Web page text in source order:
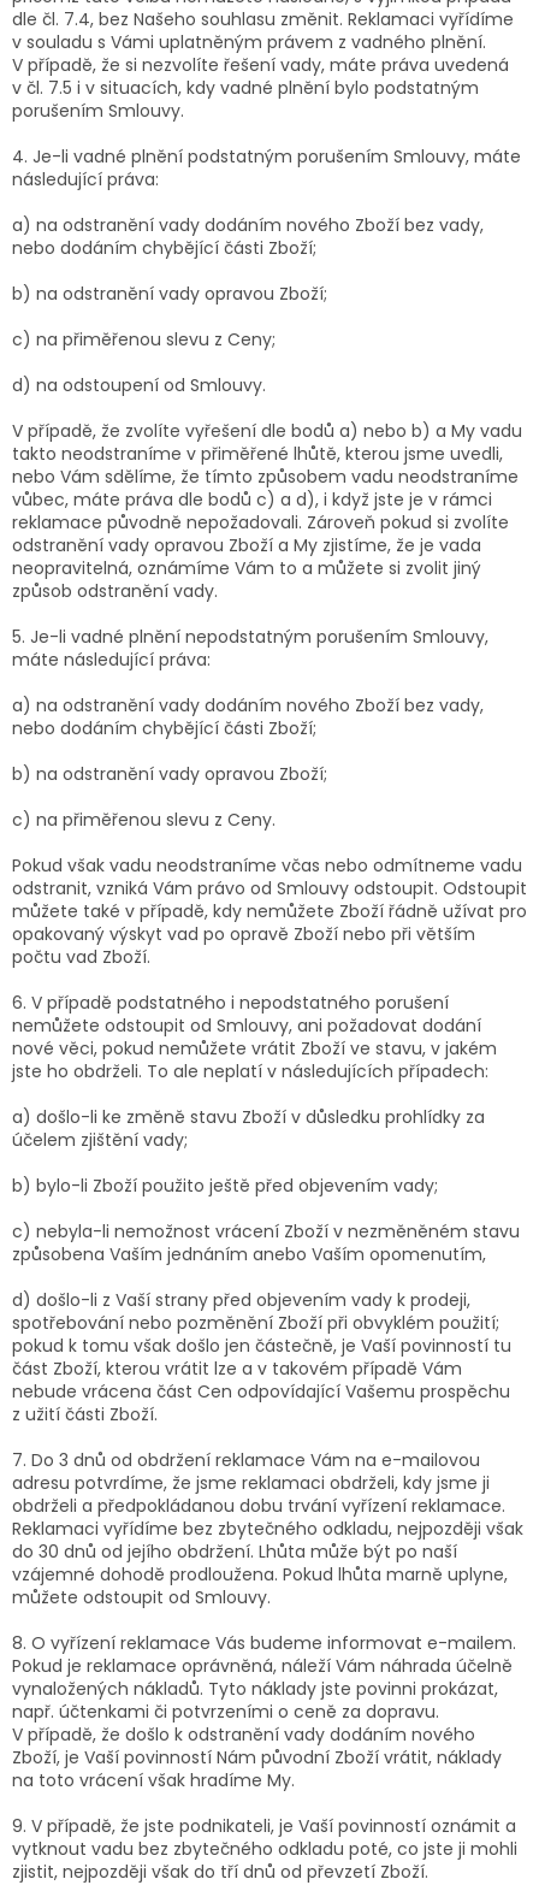
dle čl. 7.4, bez Našeho souhlasu změnit. Reklamaci vyřídíme
v souladu s Vámi uplatněným právem z vadného plnění.
V případě, že si nezvolíte řešení vady, máte práva uvedená
v čl. 7.5 i v situacích, kdy vadné plnění bylo podstatným
porušením Smlouvy.
4. Je-li vadné plnění podstatným porušením Smlouvy, máte
následující práva:
a) na odstranění vady dodáním nového Zboží bez vady,
nebo dodáním chybějící části Zboží;
b) na odstranění vady opravou Zboží;
c) na přiměřenou slevu z Ceny;
d) na odstoupení od Smlouvy.
V případě, že zvolíte vyřešení dle bodů a) nebo b) a My vadu
takto neodstraníme v přiměřené lhůtě, kterou jsme uvedli,
nebo Vám sdělíme, že tímto způsobem vadu neodstraníme
vůbec, máte práva dle bodů c) a d), i když jste je v rámci
reklamace původně nepožadovali. Zároveň pokud si zvolíte
odstranění vady opravou Zboží a My zjistíme, že je vada
neopravitelná, oznámíme Vám to a můžete si zvolit jiný
způsob odstranění vady.
5. Je-li vadné plnění nepodstatným porušením Smlouvy,
máte následující práva:
a) na odstranění vady dodáním nového Zboží bez vady,
nebo dodáním chybějící části Zboží;
b) na odstranění vady opravou Zboží;
c) na přiměřenou slevu z Ceny.
Pokud však vadu neodstraníme včas nebo odmítneme vadu
odstranit, vzniká Vám právo od Smlouvy odstoupit. Odstoupit
můžete také v případě, kdy nemůžete Zboží řádně užívat pro
opakovaný výskyt vad po opravě Zboží nebo při větším
počtu vad Zboží.
6. V případě podstatného i nepodstatného porušení
nemůžete odstoupit od Smlouvy, ani požadovat dodání
nové věci, pokud nemůžete vrátit Zboží ve stavu, v jakém
jste ho obdrželi. To ale neplatí v následujících případech:
a) došlo-li ke změně stavu Zboží v důsledku prohlídky za
účelem zjištění vady;
b) bylo-li Zboží použito ještě před objevením vady;
c) nebyla-li nemožnost vrácení Zboží v nezměněném stavu
způsobena Vaším jednáním anebo Vaším opomenutím,
d) došlo-li z Vaší strany před objevením vady k prodeji,
spotřebování nebo pozměnění Zboží při obvyklém použití;
pokud k tomu však došlo jen částečně, je Vaší povinností tu
část Zboží, kterou vrátit lze a v takovém případě Vám
nebude vrácena část Cen odpovídající Vašemu prospěchu
z užití části Zboží.
7. Do 3 dnů od obdržení reklamace Vám na e-mailovou
adresu potvrdíme, že jsme reklamaci obdrželi, kdy jsme ji
obdrželi a předpokládanou dobu trvání vyřízení reklamace.
Reklamaci vyřídíme bez zbytečného odkladu, nejpozději však
do 30 dnů od jejího obdržení. Lhůta může být po naší
vzájemné dohodě prodloužena. Pokud lhůta marně uplyne,
můžete odstoupit od Smlouvy.
8. O vyřízení reklamace Vás budeme informovat e-mailem.
Pokud je reklamace oprávněná, náleží Vám náhrada účelně
vynaložených nákladů. Tyto náklady jste povinni prokázat,
např. účtenkami či potvrzeními o ceně za dopravu.
V případě, že došlo k odstranění vady dodáním nového
Zboží, je Vaší povinností Nám původní Zboží vrátit, náklady
na toto vrácení však hradíme My.
9. V případě, že jste podnikateli, je Vaší povinností oznámit a
vytknout vadu bez zbytečného odkladu poté, co jste ji mohli
zjistit, nejpozději však do tří dnů od převzetí Zboží.